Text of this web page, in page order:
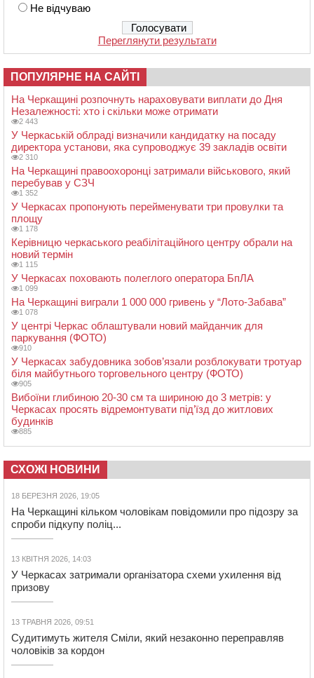
Не відчуваю
Переглянути результати
ПОПУЛЯРНЕ НА САЙТІ
На Черкащині розпочнуть нараховувати виплати до Дня
Незалежності: хто і скільки може отримати
2 443
У Черкаській облраді визначили кандидатку на посаду
директора установи, яка супроводжує 39 закладів освіти
2 310
На Черкащині правоохоронці затримали військового, який
перебував у СЗЧ
1 352
У Черкасах пропонують перейменувати три провулки та
площу
1 178
Керівницю черкаського реабілітаційного центру обрали на
новий термін
1 115
У Черкасах поховають полеглого оператора БпЛА
1 099
На Черкащині виграли 1 000 000 гривень у “Лото-Забава”
1 078
У центрі Черкас облаштували новий майданчик для
паркування (ФОТО)
910
У Черкасах забудовника зобов’язали розблокувати тротуар
біля майбутнього торговельного центру (ФОТО)
905
Вибоїни глибиною 20-30 см та шириною до 3 метрів: у
Черкасах просять відремонтувати під’їзд до житлових
будинків
885
СХОЖІ НОВИНИ
18 БЕРЕЗНЯ 2026, 19:05
На Черкащині кільком чоловікам повідомили про підозру за
спроби підкупу поліц...
13 КВІТНЯ 2026, 14:03
У Черкасах затримали організатора схеми ухилення від
призову
13 ТРАВНЯ 2026, 09:51
Судитимуть жителя Сміли, який незаконно переправляв
чоловіків за кордон